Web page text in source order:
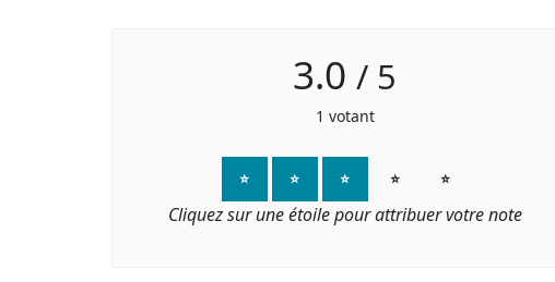
3.0 / 5
1 votant
⭐ ⭐ ⭐ ⭐ ⭐
Cliquez sur une étoile pour attribuer votre note